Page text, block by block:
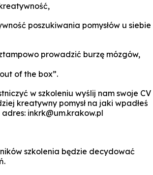
poszukiwania pomysłów u siebie
prowadzić burzę mózgów,
of the box”.
w szkoleniu wyślij nam swoje CV
kreatywny pomysł na jaki wpadłeś
inkrk@um.krakow.pl
szkolenia będzie decydować